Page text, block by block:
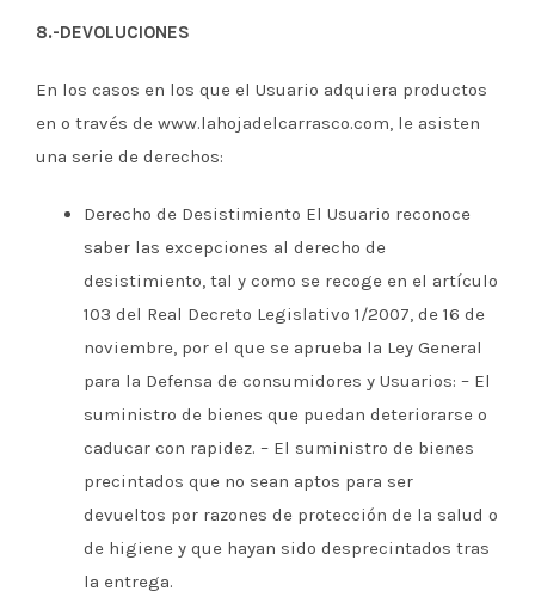
8.-DEVOLUCIONES
En los casos en los que el Usuario adquiera productos
en o través de www.lahojadelcarrasco.com, le asisten
una serie de derechos:
Derecho de Desistimiento El Usuario reconoce
saber las excepciones al derecho de
desistimiento, tal y como se recoge en el artículo
103 del Real Decreto Legislativo 1/2007, de 16 de
noviembre, por el que se aprueba la Ley General
para la Defensa de consumidores y Usuarios: – El
suministro de bienes que puedan deteriorarse o
caducar con rapidez. – El suministro de bienes
precintados que no sean aptos para ser
devueltos por razones de protección de la salud o
de higiene y que hayan sido desprecintados tras
la entrega.